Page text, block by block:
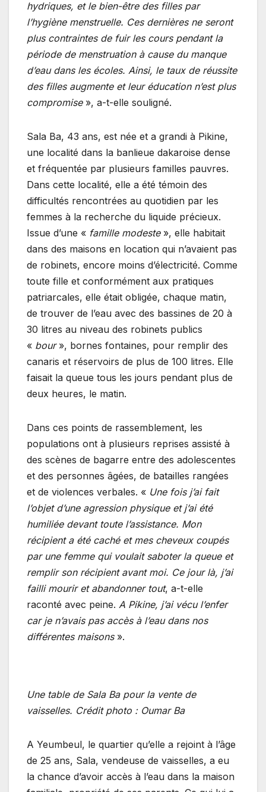
hydriques, et le bien-être des filles par
l’hygiène menstruelle. Ces dernières ne seront
plus contraintes de fuir les cours pendant la
période de menstruation à cause du manque
d’eau dans les écoles. Ainsi, le taux de réussite
des filles augmente et leur éducation n’est plus
compromise», a-t-elle souligné.
Sala Ba, 43 ans, est née et a grandi à Pikine,
une localité dans la banlieue dakaroise dense
et fréquentée par plusieurs familles pauvres.
Dans cette localité, elle a été témoin des
difficultés rencontrées au quotidien par les
femmes à la recherche du liquide précieux.
Issue d’une « famille modeste», elle habitait
dans des maisons en location qui n’avaient pas
de robinets, encore moins d’électricité. Comme
toute fille et conformément aux pratiques
patriarcales, elle était obligée, chaque matin,
de trouver de l’eau avec des bassines de 20 à
30 litres au niveau des robinets publics
« bour», bornes fontaines, pour remplir des
canaris et réservoirs de plus de 100 litres. Elle
faisait la queue tous les jours pendant plus de
deux heures, le matin.
Dans ces points de rassemblement, les
populations ont à plusieurs reprises assisté à
des scènes de bagarre entre des adolescentes
et des personnes âgées, de batailles rangées
et de violences verbales. « Une fois j’ai fait
l’objet d’une agression physique et j’ai été
humiliée devant toute l’assistance. Mon
récipient a été caché et mes cheveux coupés
par une femme qui voulait saboter la queue et
remplir son récipient avant moi. Ce jour là, j’ai
failli mourir et abandonner tout, a-t-elle
raconté avec peine. A Pikine, j’ai vécu l’enfer
car je n’avais pas accès à l’eau dans nos
différentes maisons ».
Une table de Sala Ba pour la vente de
vaisselles. Crédit photo : Oumar Ba
A Yeumbeul, le quartier qu’elle a rejoint à l’âge
de 25 ans, Sala, vendeuse de vaisselles, a eu
la chance d’avoir accès à l’eau dans la maison